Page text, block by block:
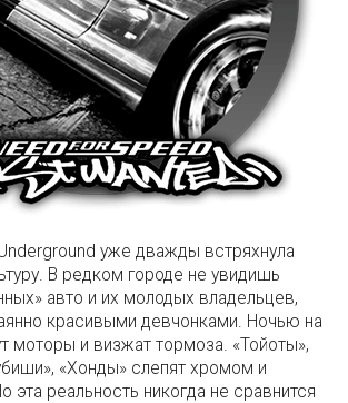
уже дважды встряхнула
В редком городе не увидишь
авто и их молодых владельцев,
красивыми девчонками. Ночью на
моторы и визжат тормоза. «Тойоты»,
«Хонды» слепят хромом и
эта реальность никогда не сравнится